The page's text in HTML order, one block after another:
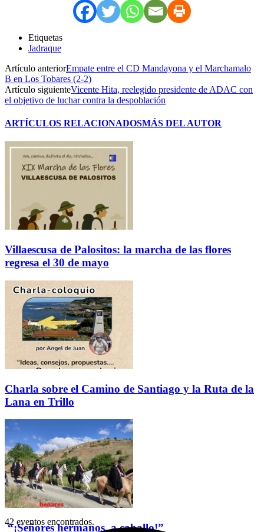
Etiquetas
Jadraque
Artículo anteriorEmpate entre el CD Mandayona y el Marchamalo
B en Los Tobares (2-2)
Artículo siguienteVicente Hita, reelegido presidente de ADAC con
el objetivo de luchar contra la despoblación
ARTÍCULOS RELACIONADOSMÁS DEL AUTOR
Villaescusa de Palositos: la marcha de las flores
regresa el 30 de mayo
Charla sobre el Camino de Santiago y la Ruta de la
Lana en Trillo
“¡Señores hermanos, a caballo!”
42 eventos encontrados.